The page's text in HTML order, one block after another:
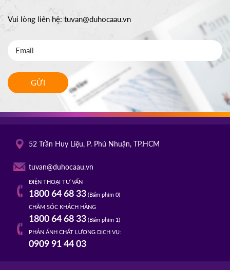
Vui lòng liên hệ:tuvan@duhocaau.vn
GỬI
52 Trần Huy Liệu, P. Phú Nhuận, TP.HCM
tuvan@duhocaau.vn
ĐIỆN THOẠI TƯ VẤN
1800 64 68 33(Bấm phím 0)
CHĂM SÓC KHÁCH HÀNG
1800 64 68 33(Bấm phím 1)
PHẢN ÁNH CHẤT LƯỢNG DỊCH VỤ:
0909 91 44 03